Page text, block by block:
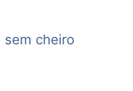
sem cheiro